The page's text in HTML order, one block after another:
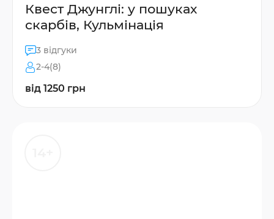
Квест Джунглі: у пошуках
скарбів, Кульмінація
3 відгуки
2-4(8)
від 1250 грн